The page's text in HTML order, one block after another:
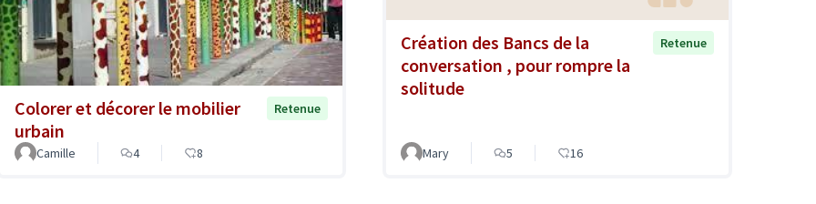
Colorer et décorer le mobilier
urbain
Retenue
Camille 4 8
Création des Bancs de la
conversation , pour rompre la
solitude
Retenue
Mary 5 16